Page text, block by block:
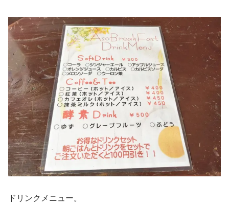
ドリンクメニュー。